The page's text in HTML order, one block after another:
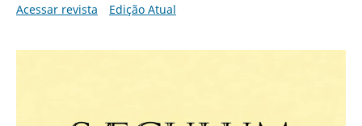
Acessar revista
Edição Atual